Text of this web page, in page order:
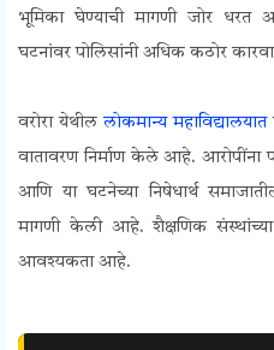
भूमिका घेण्याची मागणी जोर धरत
घटनांवर पोलिसांनी अधिक कठोर
वरोरा येथीललोकमान्य महाविद्यालयात
वातावरण निर्माण केले आहे. आरोपींना
आणि या घटनेच्या निषेधार्थ
मागणी केली आहे. शैक्षणिक संस्थांच्या
आवश्यकता आहे.